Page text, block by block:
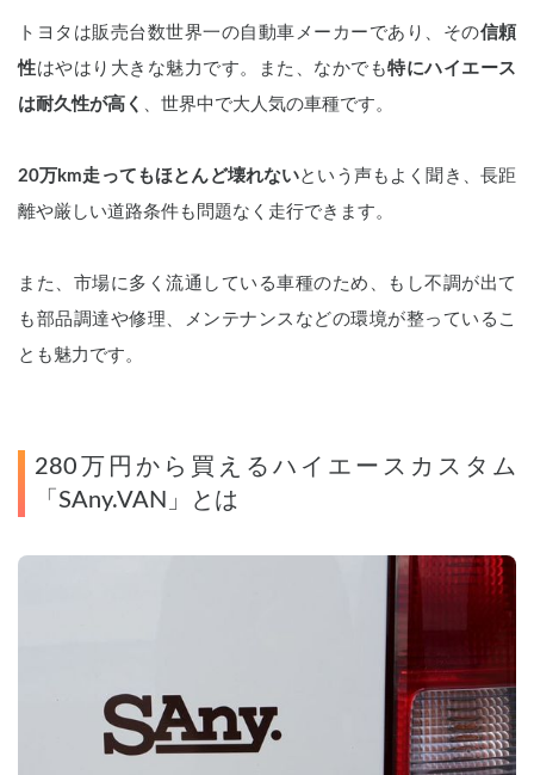
トヨタは販売台数世界一の自動車メーカーであり、その信頼
性はやはり大きな魅力です。また、なかでも特にハイエース
は耐久性が高く
、世界中で大人気の車種です。
20万km走ってもほとんど壊れないという声もよく聞き、長距
離や厳しい道路条件も問題なく走行できます。
また、市場に多く流通している車種のため、もし不調が出て
も部品調達や修理、メンテナンスなどの環境が整っているこ
とも魅力です。
280万円から買えるハイエースカスタム
「SAny.VAN」とは